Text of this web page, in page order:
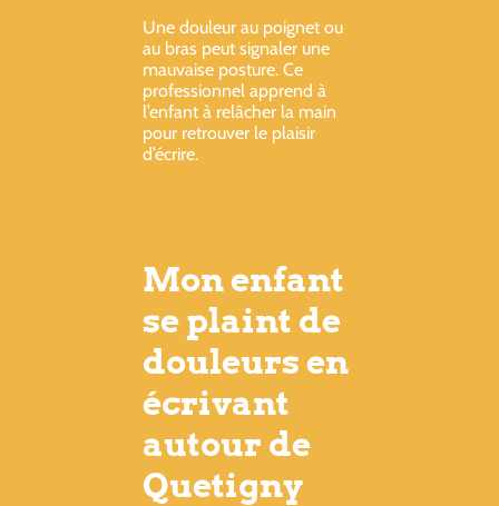
Une douleur au poignet ou
au bras peut signaler une
mauvaise posture. Ce
professionnel apprend à
l’enfant à relâcher la main
pour retrouver le plaisir
d’écrire.
Mon enfant
se plaint de
douleurs en
écrivant
autour de
Quetigny